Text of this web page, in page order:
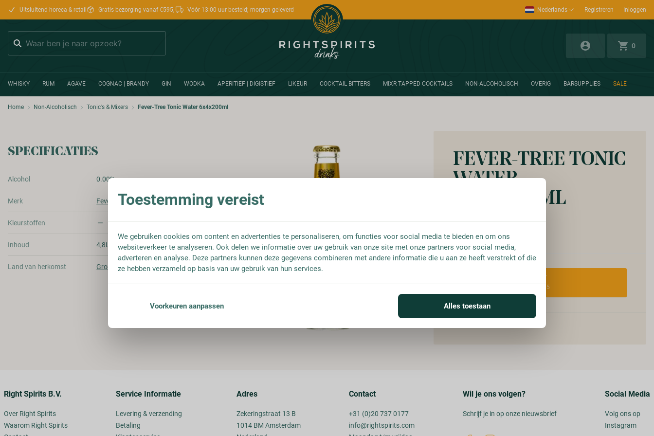
Uitsluitend horeca & retail Gratis bezorging vanaf €595,- Vóór 13:00 uur besteld; morgen geleverd Nederlands Registreren Inloggen
0
WHISKY RUM AGAVE COGNAC | BRANDY GIN WODKA APERITIEF | DIGISTIEF LIKEUR COCKTAIL BITTERS MIXR TAPPED COCKTAILS NON-ALCOHOLISCH OVERIG BARSUPPLIES SALE
Home Non-Alcoholisch Tonic's & Mixers Fever-Tree Tonic Water 6x4x200ml
SPECIFICATIES
Alcohol 0.00%
Merk Fever-Tree
Kleurstoffen
Inhoud 4,8L
Land van herkomst Groot-Britannië
FEVER-TREE TONIC
WATER
6X4X200ML
Vanaf:
€ 31,95
TRAY
€ 31,95
Right Spirits B.V.
Over Right Spirits
Waarom Right Spirits
Service Informatie
Levering & verzending
Betaling
Adres
Zekeringstraat 13 B
1014 BM Amsterdam
Contact
+31 (0)20 737 0177
info@rightspirits.com
Wil je ons volgen?
Schrijf je in op onze nieuwsbrief
Social Media
Volg ons op
Instagram
Toestemming vereist
We gebruiken cookies om content en advertenties te personaliseren, om functies voor social media te bieden en om ons
websiteverkeer te analyseren. Ook delen we informatie over uw gebruik van onze site met onze partners voor social media,
adverteren en analyse. Deze partners kunnen deze gegevens combineren met andere informatie die u aan ze heeft verstrekt of die
ze hebben verzameld op basis van uw gebruik van hun services.
Voorkeuren aanpassen Alles toestaan